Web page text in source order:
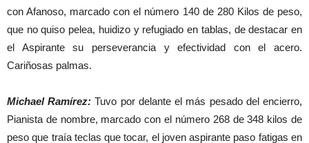
con Afanoso, marcado con el número 140 de 280 Kilos de peso,
que no quiso pelea, huidizo y refugiado en tablas, de destacar en
el Aspirante su perseverancia y efectividad con el acero.
Cariñosas palmas.
Michael Ramírez: Tuvo por delante el más pesado del encierro,
Pianista de nombre, marcado con el número 268 de 348 kilos de
peso que traía teclas que tocar, el joven aspirante paso fatigas en